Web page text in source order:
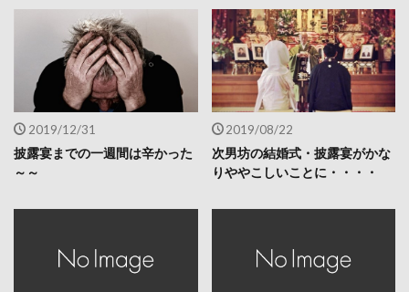
2019/12/31
披露宴までの一週間は辛かった
～～
2019/08/22
次男坊の結婚式・披露宴がかな
りややこしいことに・・・・